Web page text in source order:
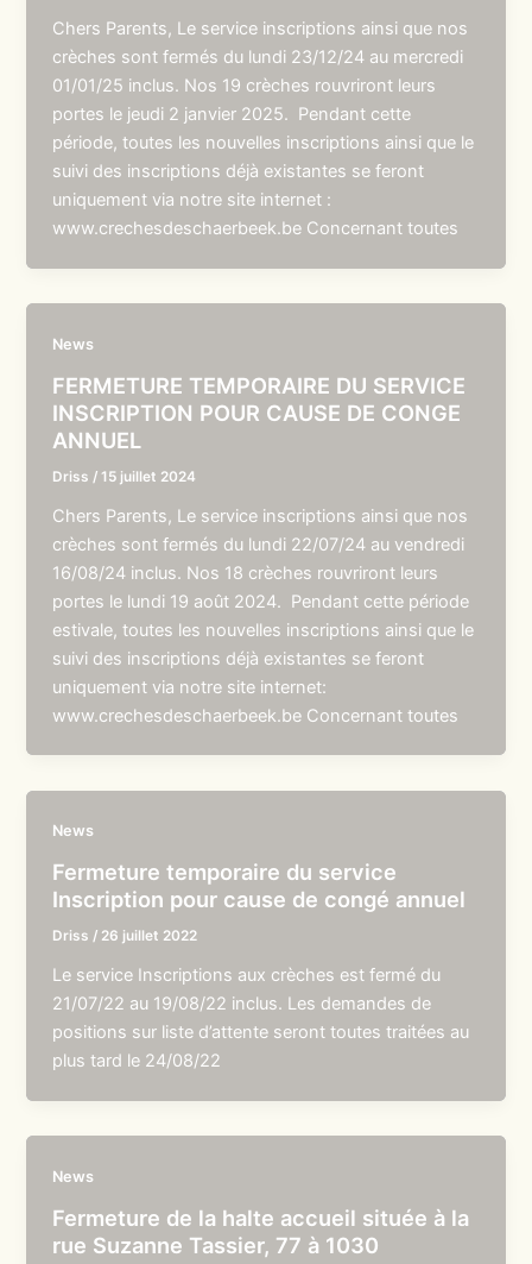
Chers Parents, Le service inscriptions ainsi que nos
crèches sont fermés du lundi 23/12/24 au mercredi
01/01/25 inclus. Nos 19 crèches rouvriront leurs
portes le jeudi 2 janvier 2025. Pendant cette
période, toutes les nouvelles inscriptions ainsi que le
suivi des inscriptions déjà existantes se feront
uniquement via notre site internet :
www.crechesdeschaerbeek.be Concernant toutes
News
FERMETURE TEMPORAIRE DU SERVICE
INSCRIPTION POUR CAUSE DE CONGE
ANNUEL
Driss /15 juillet 2024
Chers Parents, Le service inscriptions ainsi que nos
crèches sont fermés du lundi 22/07/24 au vendredi
16/08/24 inclus. Nos 18 crèches rouvriront leurs
portes le lundi 19 août 2024. Pendant cette période
estivale, toutes les nouvelles inscriptions ainsi que le
suivi des inscriptions déjà existantes se feront
uniquement via notre site internet:
www.crechesdeschaerbeek.be Concernant toutes
News
Fermeture temporaire du service
Inscription pour cause de congé annuel
Driss / 26 juillet 2022
Le service Inscriptions aux crèches est fermé du
21/07/22 au 19/08/22 inclus. Les demandes de
positions sur liste d’attente seront toutes traitées au
plus tard le 24/08/22
News
Fermeture de la halte accueil située à la
rue Suzanne Tassier, 77 à 1030